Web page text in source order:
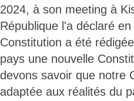
2024, à son meeting à
République l'a déclaré
Constitution a été
pays une nouvelle
devons savoir que notre
adaptée aux réalités du